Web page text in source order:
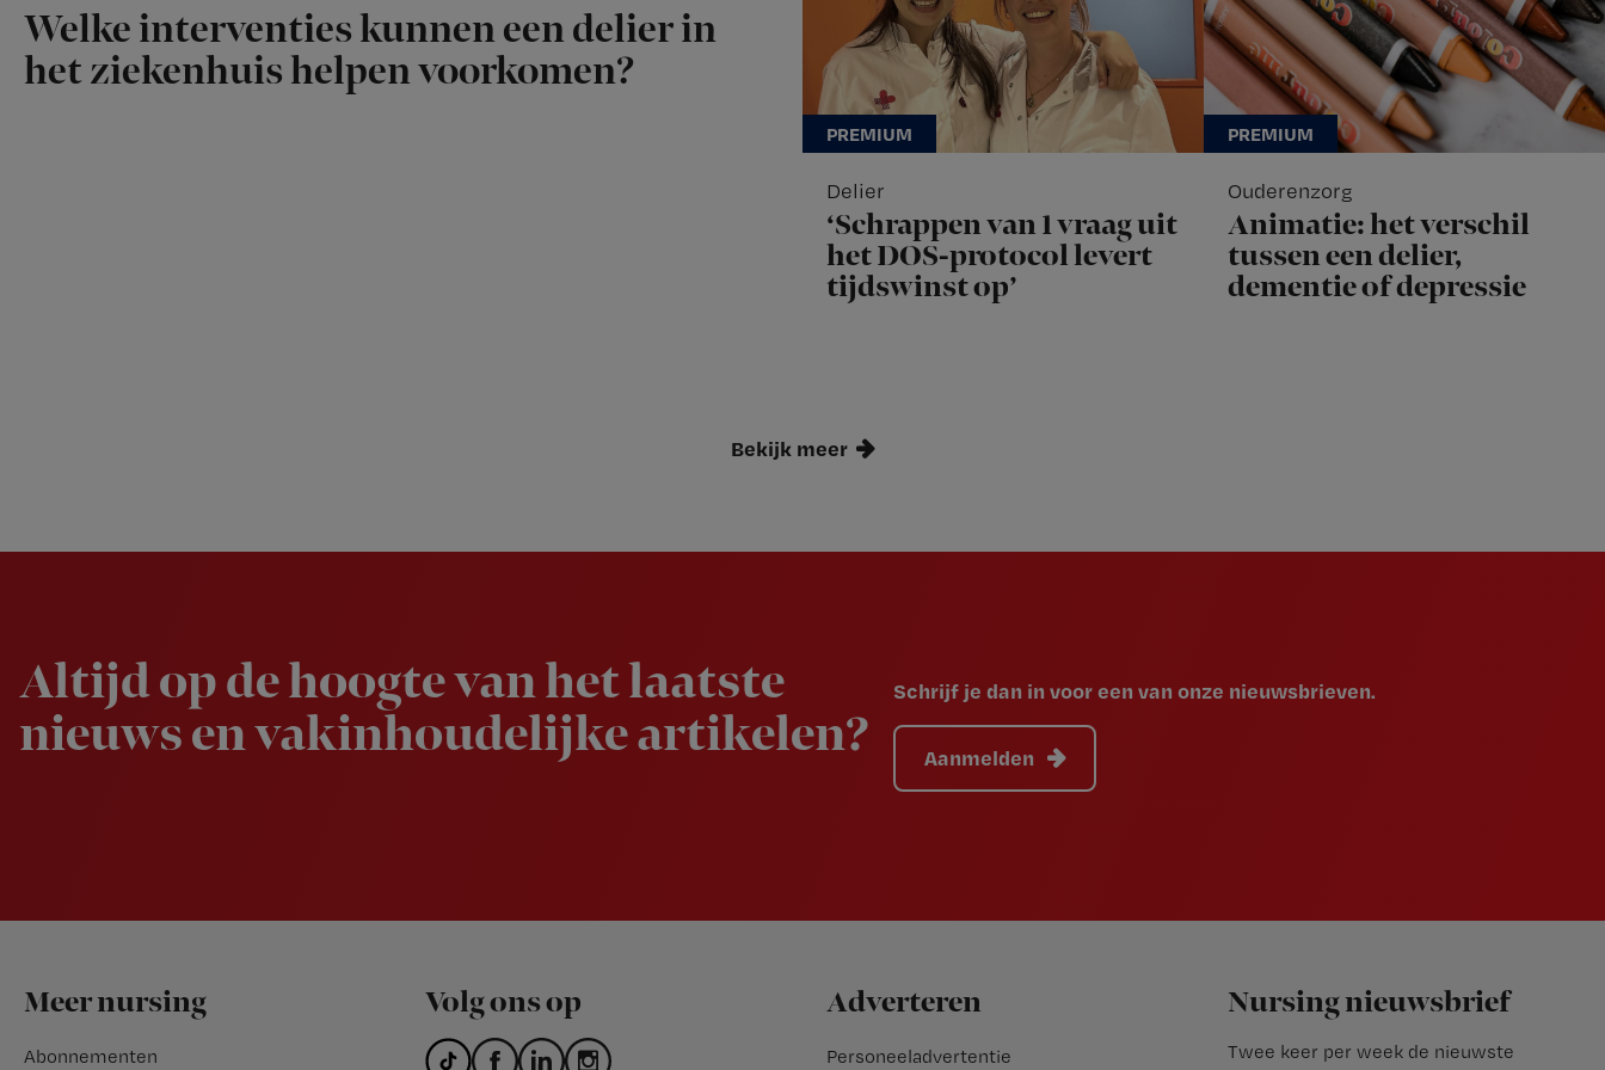
Welke interventies kunnen een delier in
het ziekenhuis helpen voorkomen?
Delier
‘Schrappen van 1 vraag uit
het DOS-protocol levert
tijdswinst op’
Ouderenzorg
Animatie: het verschil
tussen een delier,
dementie of depressie
Bekijk meer
Altijd op de hoogte van het laatste
nieuws en vakinhoudelijke artikelen?
Schrijf je dan in voor een van onze nieuwsbrieven.
Aanmelden
Footer
Meer nursing
Abonnementen
Volg ons op Adverteren
Personeeladvertentie
Nursing nieuwsbrief
Twee keer per week de nieuwste